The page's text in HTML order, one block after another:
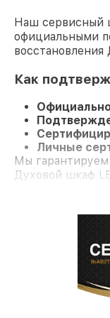
Наш сервисный
официальными
Как
Личные
Мы
Духовой шкаф